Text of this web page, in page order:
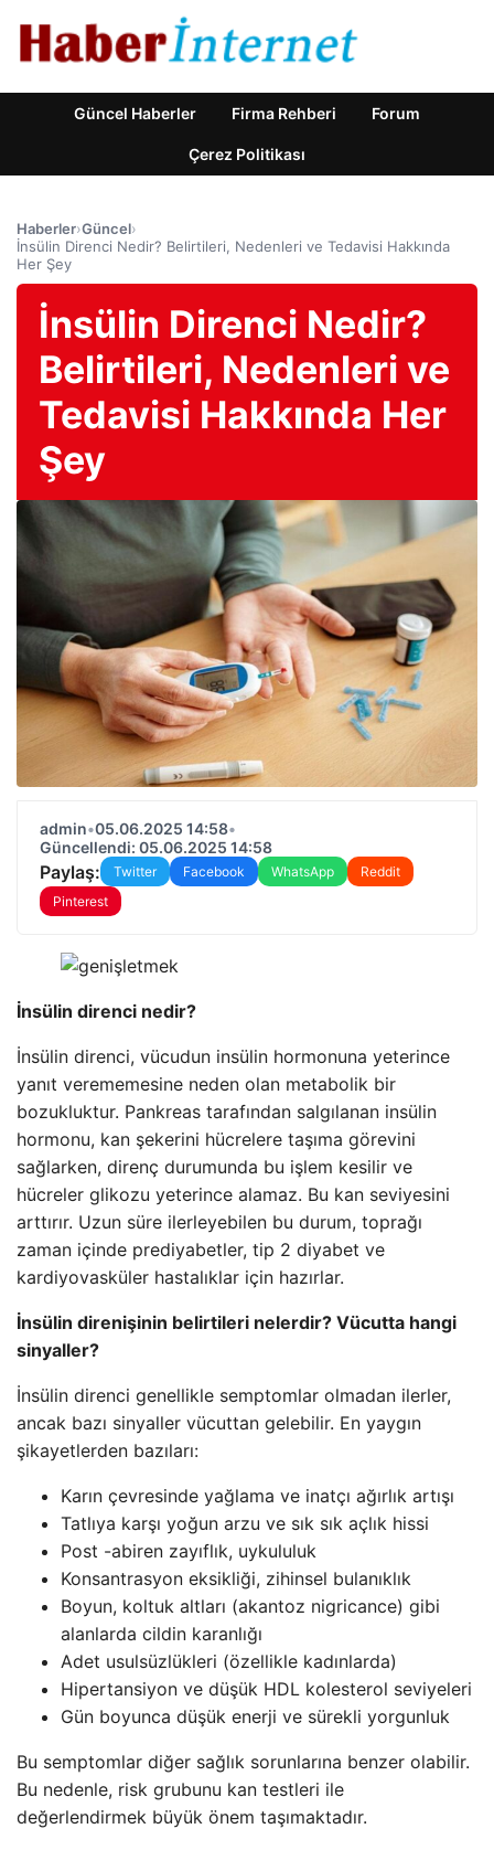
Güncel Haberler Firma Rehberi Forum
Çerez Politikası
Haberler›Güncel›
İnsülin Direnci Nedir? Belirtileri, Nedenleri ve Tedavisi Hakkında
Her Şey
İnsülin Direnci Nedir?
Belirtileri, Nedenleri ve
Tedavisi Hakkında Her
Şey
admin•05.06.2025 14:58•
Güncellendi: 05.06.2025 14:58
Paylaş: Twitter Facebook WhatsApp
Reddit
Pinterest
İnsülin direnci nedir?
İnsülin direnci, vücudun insülin hormonuna yeterince
yanıt verememesine neden olan metabolik bir
bozukluktur. Pankreas tarafından salgılanan insülin
hormonu, kan şekerini hücrelere taşıma görevini
sağlarken, direnç durumunda bu işlem kesilir ve
hücreler glikozu yeterince alamaz. Bu kan seviyesini
arttırır. Uzun süre ilerleyebilen bu durum, toprağı
zaman içinde prediyabetler, tip 2 diyabet ve
kardiyovasküler hastalıklar için hazırlar.
İnsülin direnişinin belirtileri nelerdir? Vücutta hangi
sinyaller?
İnsülin direnci genellikle semptomlar olmadan ilerler,
ancak bazı sinyaller vücuttan gelebilir. En yaygın
şikayetlerden bazıları:
Karın çevresinde yağlama ve inatçı ağırlık artışı
Tatlıya karşı yoğun arzu ve sık sık açlık hissi
Post -abiren zayıflık, uykululuk
Konsantrasyon eksikliği, zihinsel bulanıklık
Boyun, koltuk altları (akantoz nigricance) gibi
alanlarda cildin karanlığı
Adet usulsüzlükleri (özellikle kadınlarda)
Hipertansiyon ve düşük HDL kolesterol seviyeleri
Gün boyunca düşük enerji ve sürekli yorgunluk
Bu semptomlar diğer sağlık sorunlarına benzer olabilir.
Bu nedenle, risk grubunu kan testleri ile
değerlendirmek büyük önem taşımaktadır.